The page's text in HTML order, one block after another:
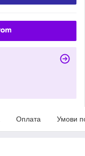
Оплата Умови